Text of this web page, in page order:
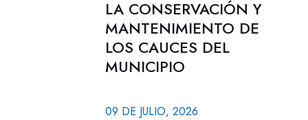
LA CONSERVACIÓN Y
MANTENIMIENTO DE
LOS CAUCES DEL
MUNICIPIO
09 DE JULIO, 2026